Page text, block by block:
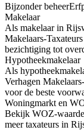
Bijzonder beheer
Makelaar
Als makelaar in
Makelaars-
bezichtiging tot
Hypotheekmakelaar
Als
Verhagen
voor de beste
Woningmarkt en
Bekijk WOZ-
meer taxateurs in